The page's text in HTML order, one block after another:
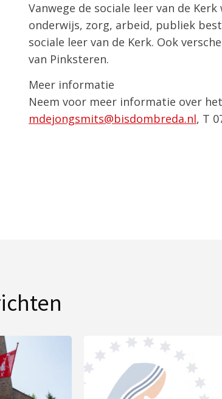
Vanwege de sociale leer van de
onderwijs, zorg, arbeid, publiek
sociale leer van de Kerk. Ook
van Pinksteren.
Meer informatie
Neem voor meer informatie over
mdejongsmits@bisdombreda.nl, T